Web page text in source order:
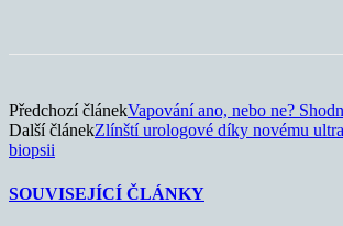
Předchozí článekVapování ano, nebo ne?
Další článekZlínští urologové díky novému
biopsii
SOUVISEJÍCÍ ČLÁNKY